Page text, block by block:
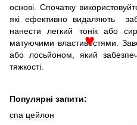
основі. Спочатку
які ефективно видаляють
нанести легкий тонік або
матуючими властивостями.
або лосьйоном, який
тяжкості.
Популярні запити:
спа цейлон
♥